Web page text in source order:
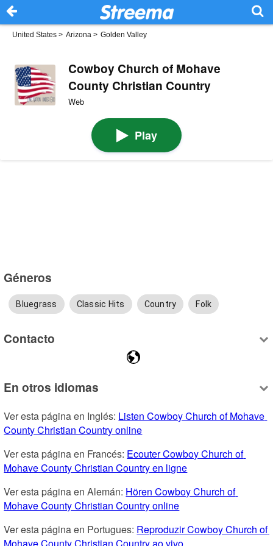
United States > Arizona > Golden Valley
Cowboy Church of Mohave
County Christian Country
Web
Play
Géneros
Bluegrass Classic Hits Country Folk
Contacto
En otros idiomas
Ver esta página en Inglés: Listen Cowboy Church of Mohave
County Christian Country online
Ver esta página en Francés: Ecouter Cowboy Church of
Mohave County Christian Country en ligne
Ver esta página en Alemán: Hören Cowboy Church of
Mohave County Christian Country online
Ver esta página en Portugues: Reproduzir Cowboy Church of
Mohave County Christian Country ao vivo